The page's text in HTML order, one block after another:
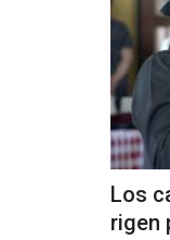
Los
rigen